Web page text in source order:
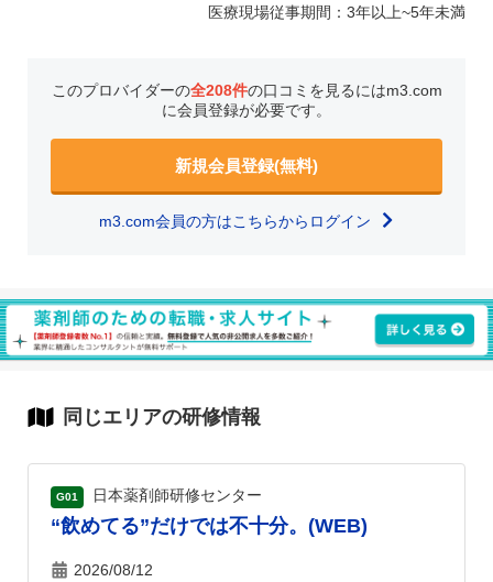
医療現場従事期間：3年以上~5年未満
このプロバイダーの全208件の口コミを見るにはm3.com
に会員登録が必要です。
新規会員登録(無料)
m3.com会員の方はこちらからログイン
同じエリアの研修情報
G01 日本薬剤師研修センター
“飲めてる”だけでは不十分。(WEB)
2026/08/12